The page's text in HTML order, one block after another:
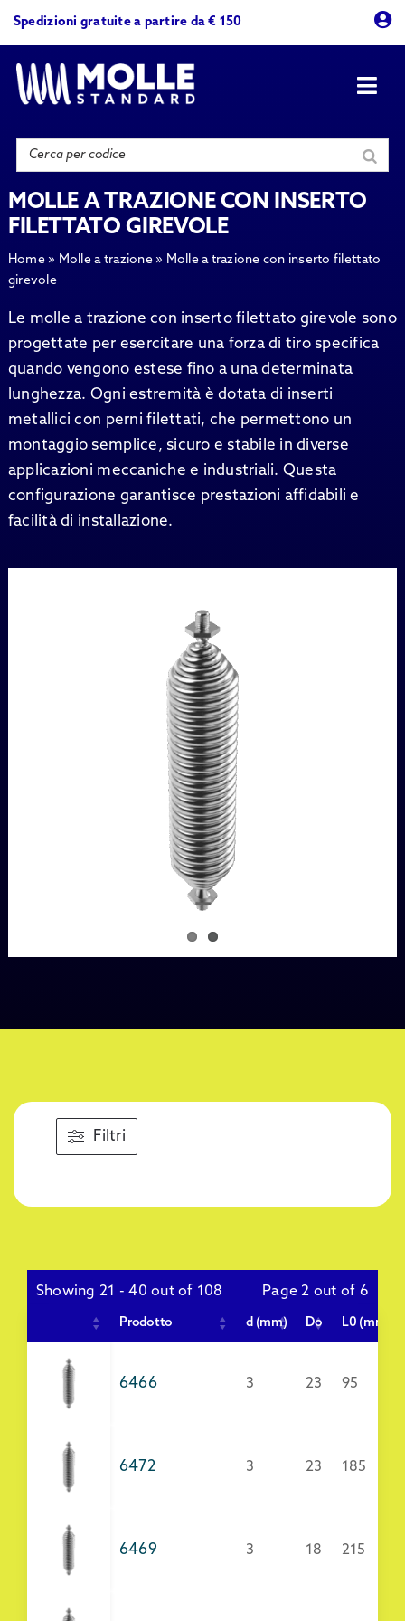
content
Spedizioni gratuite a partire da € 150
Contattaci
MOLLE A TRAZIONE CON INSERTO
FILETTATO GIREVOLE
Home» Molle a trazione» Molle a trazione con inserto filettato
girevole
Le molle a trazione con inserto filettato girevole sono
progettate per esercitare una forza di tiro specifica
quando vengono estese fino a una determinata
lunghezza. Ogni estremità è dotata di inserti
metallici con perni filettati, che permettono un
montaggio semplice, sicuro e stabile in diverse
applicazioni meccaniche e industriali. Questa
configurazione garantisce prestazioni affidabili e
facilità di installazione.
Filtri
Showing 21 - 40 out of 108 Page 2 out of 6
Prodotto d (mm) Do L0 (mm)
6466 3 23 95
6472 3 23 185
6469 3 18 215